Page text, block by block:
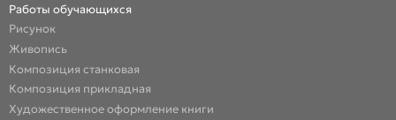
Работы обучающихся
Рисунок
Живопись
Композиция станковая
Композиция прикладная
Художественное оформление книги